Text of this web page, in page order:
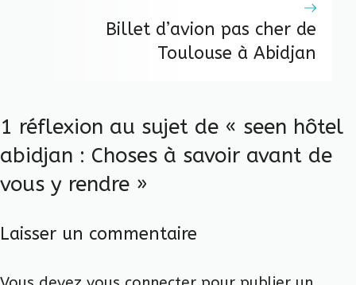
Billet d’avion pas cher de
Toulouse à Abidjan
1 réflexion au sujet de « seen hôtel
abidjan : Choses à savoir avant de
vous y rendre »
Laisser un commentaire